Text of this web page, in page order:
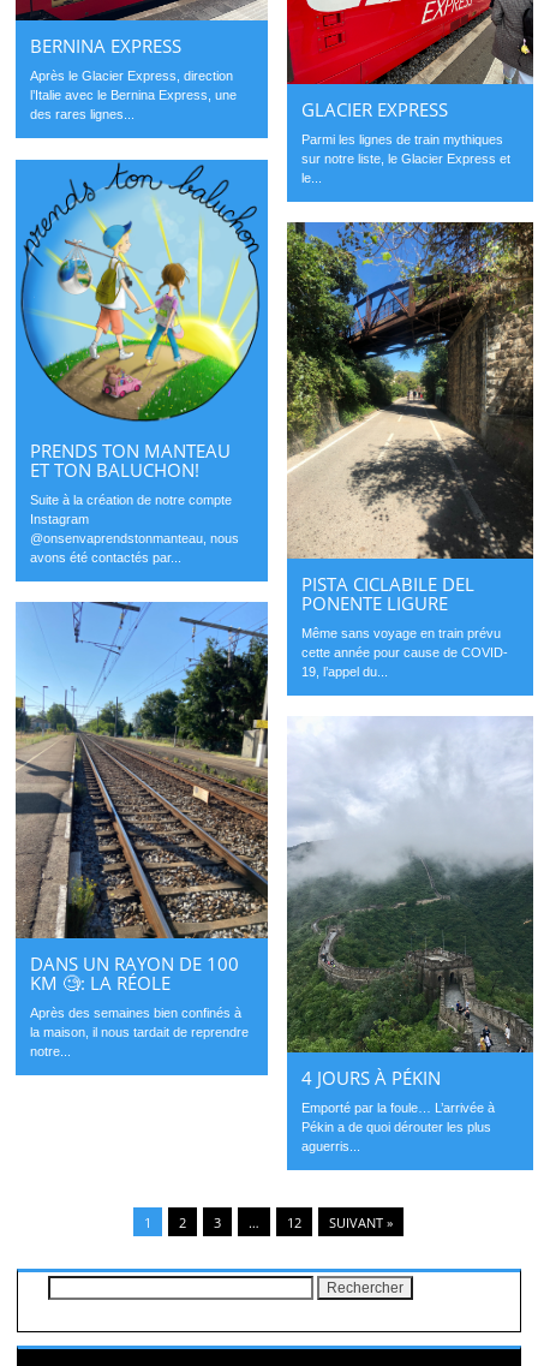
BERNINA EXPRESS
Après le Glacier Express, direction
l’Italie avec le Bernina Express, une
des rares lignes...
GLACIER EXPRESS
Parmi les lignes de train mythiques
sur notre liste, le Glacier Express et
le...
PRENDS TON MANTEAU
ET TON BALUCHON!
Suite à la création de notre compte
Instagram
@onsenvaprendstonmanteau, nous
avons été contactés par...
PISTA CICLABILE DEL
PONENTE LIGURE
Même sans voyage en train prévu
cette année pour cause de COVID-
19, l’appel du...
DANS UN RAYON DE 100
KM 🧐: LA RÉOLE
Après des semaines bien confinés à
la maison, il nous tardait de reprendre
notre...
4 JOURS À PÉKIN
Emporté par la foule… L’arrivée à
Pékin a de quoi dérouter les plus
aguerris...
1 2 3 … 12 SUIVANT »